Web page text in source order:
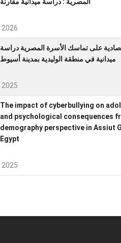
2026
على تماسك الأسرة المصرية دراسة
ميدانية في منطقة الوليدية بمدينة أسيوط
2025
The impact of cyberbullying on
and psychological consequences
demography perspective in Assiut
Egypt
2025